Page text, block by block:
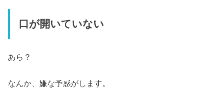
口が開いていない
あら？
なんか、嫌な予感がします。